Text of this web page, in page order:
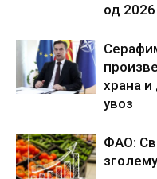
од
храна и
увоз
ФАО: